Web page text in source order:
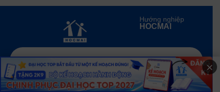
Hướng nghiệp
HOCMAI
×